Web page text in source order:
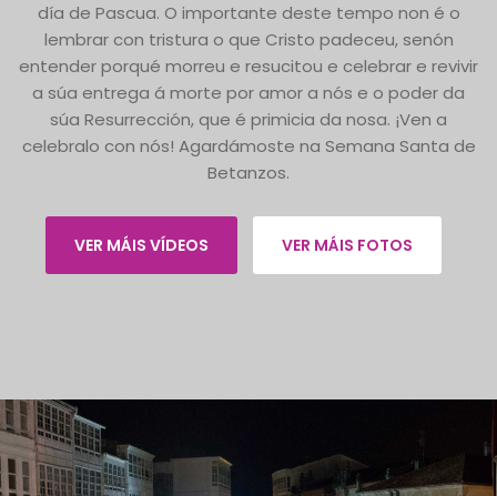
día de Pascua. O importante deste tempo non é o
lembrar con tristura o que Cristo padeceu, senón
entender porqué morreu e resucitou e celebrar e revivir
a súa entrega á morte por amor a nós e o poder da
súa Resurrección, que é primicia da nosa. ¡Ven a
celebralo con nós! Agardámoste na Semana Santa de
Betanzos.
VER MÁIS VÍDEOS VER MÁIS FOTOS